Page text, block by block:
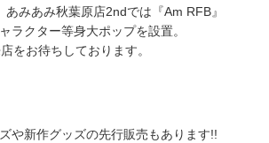
みあみ秋葉原店2ndでは『Am RFB』
ラクター等身大ポップを設置。
をお待ちしております。
や新作グッズの先行販売もあります!!